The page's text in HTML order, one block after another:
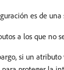
es de
a los que no
si un